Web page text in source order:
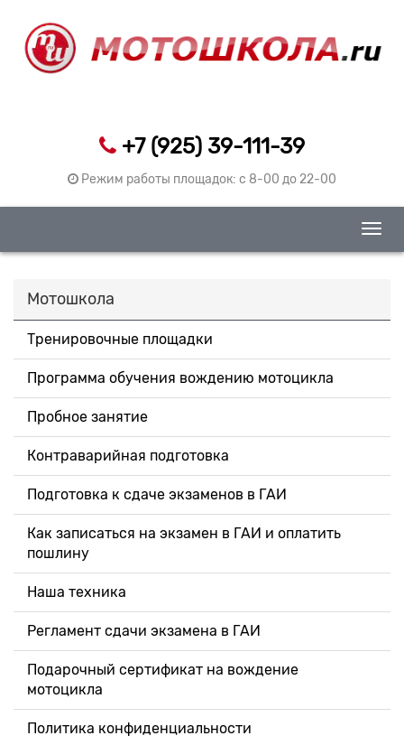
+7 (925) 39-111-39
Режим работы площадок: c 8-00 до 22-00
Мотошкола
Тренировочные площадки
Программа обучения вождению мотоцикла
Пробное занятие
Контраварийная подготовка
Подготовка к сдаче экзаменов в ГАИ
Как записаться на экзамен в ГАИ и оплатить
пошлину
Наша техника
Регламент сдачи экзамена в ГАИ
Подарочный сертификат на вождение
мотоцикла
Политика конфиденциальности